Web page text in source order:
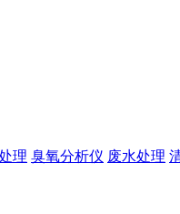
理 臭氧分析仪 废水处理